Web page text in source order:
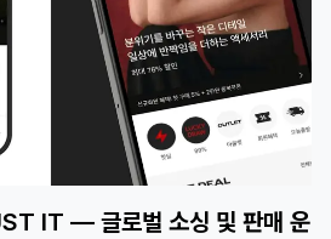
IT — 글로벌 소싱 및 판매 운